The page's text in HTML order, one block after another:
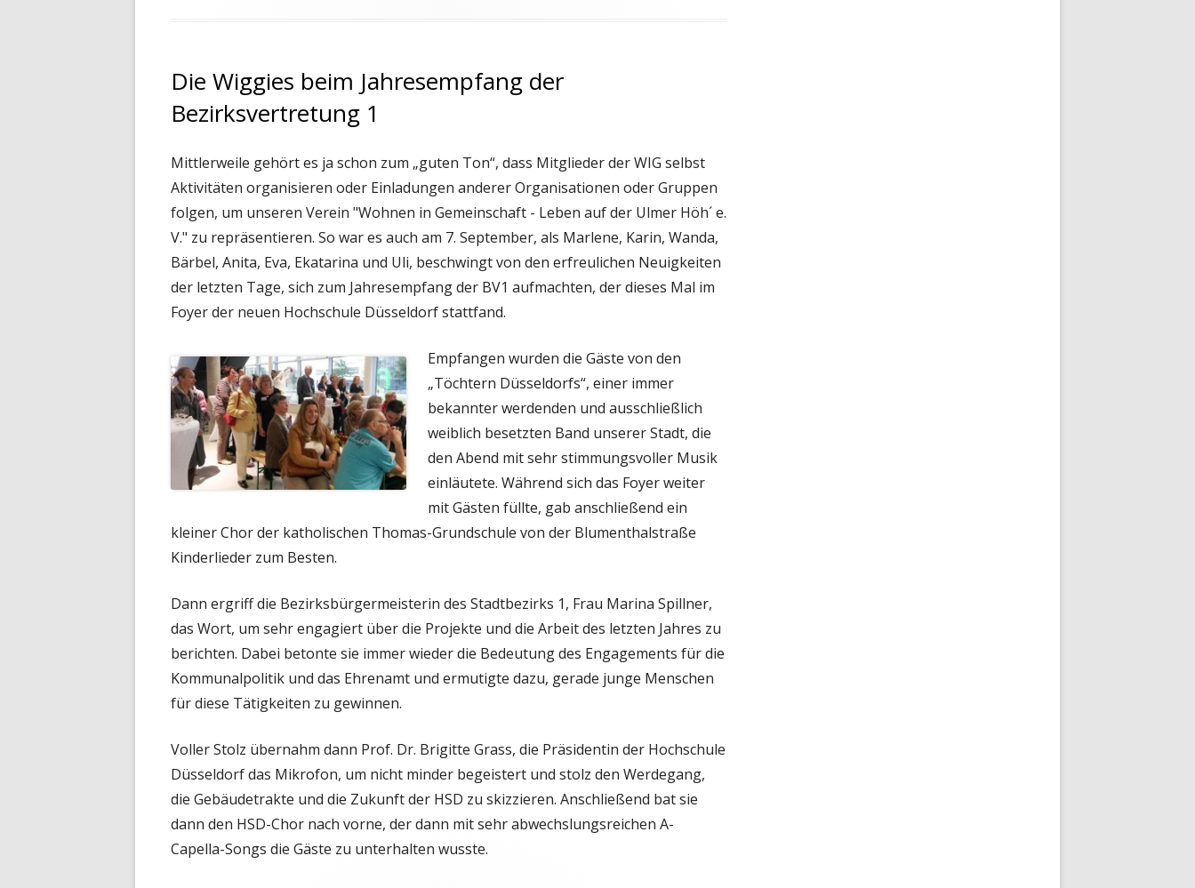
Die Wiggies beim Jahresempfang der
Bezirksvertretung 1
Mittlerweile gehört es ja schon zum „guten Ton“, dass Mitglieder der WIG selbst
Aktivitäten organisieren oder Einladungen anderer Organisationen oder Gruppen
folgen, um unseren Verein "Wohnen in Gemeinschaft - Leben auf der Ulmer Höh´ e.
V." zu repräsentieren. So war es auch am 7. September, als Marlene, Karin, Wanda,
Bärbel, Anita, Eva, Ekatarina und Uli, beschwingt von den erfreulichen Neuigkeiten
der letzten Tage, sich zum Jahresempfang der BV1 aufmachten, der dieses Mal im
Foyer der neuen Hochschule Düsseldorf stattfand.
Empfangen wurden die Gäste von den
„Töchtern Düsseldorfs“, einer immer
bekannter werdenden und ausschließlich
weiblich besetzten Band unserer Stadt, die
den Abend mit sehr stimmungsvoller Musik
einläutete. Während sich das Foyer weiter
mit Gästen füllte, gab anschließend ein
kleiner Chor der katholischen Thomas-Grundschule von der Blumenthalstraße
Kinderlieder zum Besten.
Dann ergriff die Bezirksbürgermeisterin des Stadtbezirks 1, Frau Marina Spillner,
das Wort, um sehr engagiert über die Projekte und die Arbeit des letzten Jahres zu
berichten. Dabei betonte sie immer wieder die Bedeutung des Engagements für die
Kommunalpolitik und das Ehrenamt und ermutigte dazu, gerade junge Menschen
für diese Tätigkeiten zu gewinnen.
Voller Stolz übernahm dann Prof. Dr. Brigitte Grass, die Präsidentin der Hochschule
Düsseldorf das Mikrofon, um nicht minder begeistert und stolz den Werdegang,
die Gebäudetrakte und die Zukunft der HSD zu skizzieren. Anschließend bat sie
dann den HSD-Chor nach vorne, der dann mit sehr abwechslungsreichen A-
Capella-Songs die Gäste zu unterhalten wusste.